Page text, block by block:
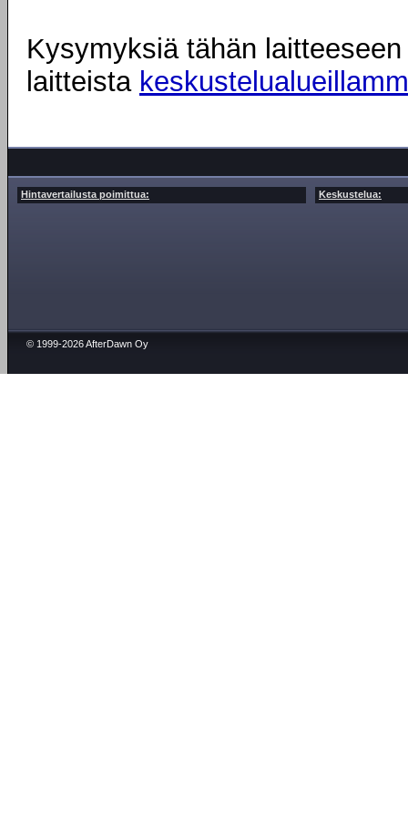
Kysymyksiä tähän
laitteista
Hintavertailusta poimittua: Keskustelua:
© 1999-2026 AfterDawn Oy